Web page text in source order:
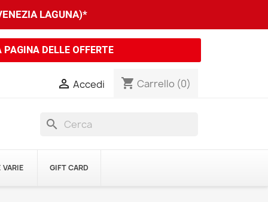
LAGUNA)*
DELLE OFFERTE
 Accedi shopping_cart Carrello (0)
search
GIFT CARD